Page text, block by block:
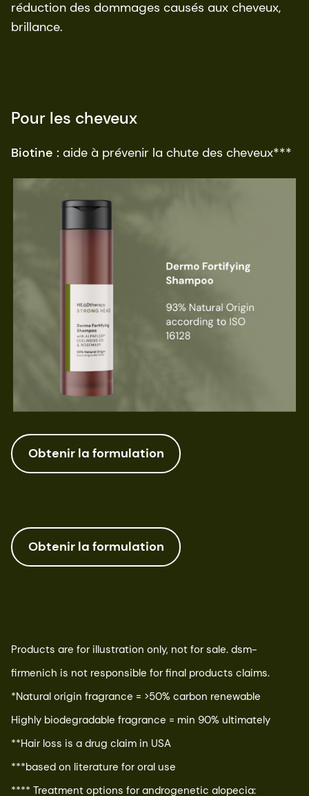
réduction des dommages causés aux cheveux,
brillance.
Pour les cheveux
Biotine : aide à prévenir la chute des cheveux***
Obtenir la formulation
Obtenir la formulation